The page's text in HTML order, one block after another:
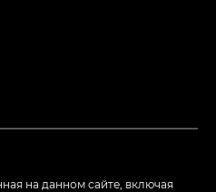
на данном сайте, включая